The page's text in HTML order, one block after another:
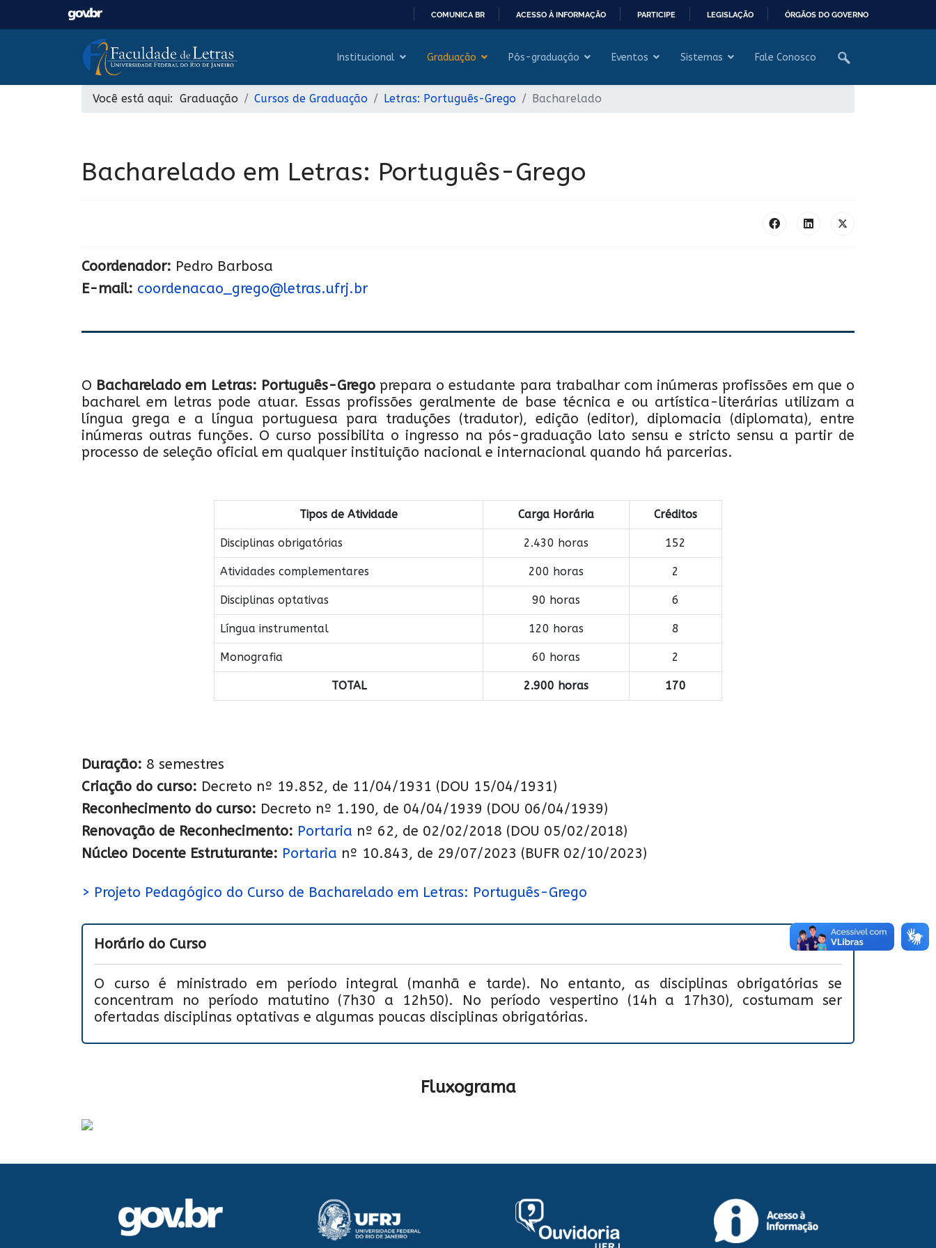
PARA
CONTEÚDO
COMUNICA BR ACESSO À INFORMAÇÃO PARTICIPE LEGISLAÇÃO ÓRGÃOS DO GOVERNO
Institucional Graduação Pós-graduação Eventos Sistemas Fale Conosco
Você está aqui: Graduação Cursos de Graduação Letras: Português-Grego Bacharelado
Bacharelado em Letras: Português-Grego
Coordenador: Pedro Barbosa
E-mail: coordenacao_grego@letras.ufrj.br
O Bacharelado em Letras: Português-Gregoprepara o estudante para trabalhar com inúmeras profissões em que o
bacharel em letras pode atuar. Essas profissões geralmente de base técnica e ou artística-literárias utilizam a
língua grega e a língua portuguesa para traduções (tradutor), edição (editor), diplomacia (diplomata), entre
inúmeras outras funções. O curso possibilita o ingresso na pós-graduação lato sensu e stricto sensu a partir de
processo de seleção oficial em qualquer instituição nacional e internacional quando há parcerias.
Tipos de Atividade Carga Horária Créditos
Disciplinas obrigatórias 2.430 horas 152
Atividades complementares 200 horas 2
Disciplinas optativas 90 horas 6
Língua instrumental 120 horas 8
Monografia 60 horas 2
TOTAL 2.900 horas 170
Duração: 8 semestres
Criação do curso: Decreto nº 19.852, de 11/04/1931 (DOU 15/04/1931)
Reconhecimento do curso: Decreto nº 1.190, de 04/04/1939 (DOU 06/04/1939)
Renovação de Reconhecimento: Portaria nº 62, de 02/02/2018 (DOU 05/02/2018)
Núcleo Docente Estruturante: Portaria nº 10.843, de 29/07/2023 (BUFR 02/10/2023)
> Projeto Pedagógico do Curso de Bacharelado em Letras: Português-Grego
Horário do Curso
O curso é ministrado em período integral (manhã e tarde). No entanto, as disciplinas obrigatórias se
concentram no período matutino (7h30 a 12h50). No período vespertino (14h a 17h30), costumam ser
ofertadas disciplinas optativas e algumas poucas disciplinas obrigatórias.
Fluxograma